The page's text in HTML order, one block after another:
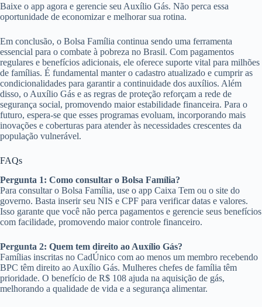
Baixe o app agora e gerencie seu Auxílio Gás. Não perca essa
oportunidade de economizar e melhorar sua rotina.
Em conclusão, o Bolsa Família continua sendo uma ferramenta
essencial para o combate à pobreza no Brasil. Com pagamentos
regulares e benefícios adicionais, ele oferece suporte vital para milhões
de famílias. É fundamental manter o cadastro atualizado e cumprir as
condicionalidades para garantir a continuidade dos auxílios. Além
disso, o Auxílio Gás e as regras de proteção reforçam a rede de
segurança social, promovendo maior estabilidade financeira. Para o
futuro, espera-se que esses programas evoluam, incorporando mais
inovações e coberturas para atender às necessidades crescentes da
população vulnerável.
FAQs
Pergunta 1: Como consultar o Bolsa Família?
Para consultar o Bolsa Família, use o app Caixa Tem ou o site do
governo. Basta inserir seu NIS e CPF para verificar datas e valores.
Isso garante que você não perca pagamentos e gerencie seus benefícios
com facilidade, promovendo maior controle financeiro.
Pergunta 2: Quem tem direito ao Auxílio Gás?
Famílias inscritas no CadÚnico com ao menos um membro recebendo
BPC têm direito ao Auxílio Gás. Mulheres chefes de família têm
prioridade. O benefício de R$ 108 ajuda na aquisição de gás,
melhorando a qualidade de vida e a segurança alimentar.